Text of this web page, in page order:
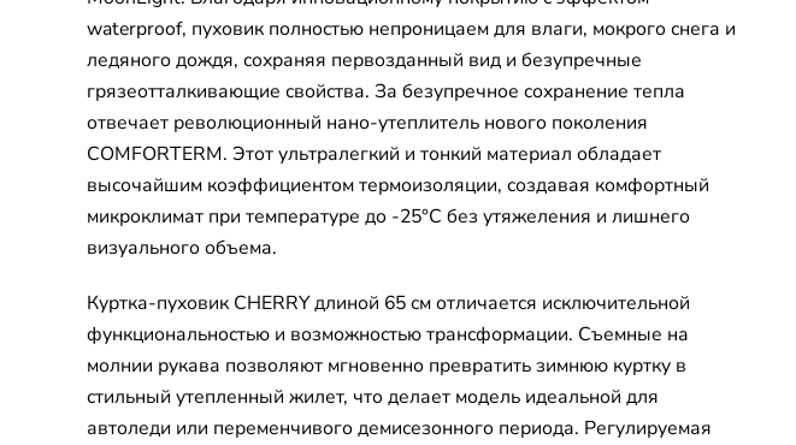
waterproof, пуховик полностью непроницаем для влаги, мокрого снега и
ледяного дождя, сохраняя первозданный вид и безупречные
грязеотталкивающие свойства. За безупречное сохранение тепла
отвечает революционный нано-утеплитель нового поколения
COMFORTERM. Этот ультралегкий и тонкий материал обладает
высочайшим коэффициентом термоизоляции, создавая комфортный
микроклимат при температуре до -25°C без утяжеления и лишнего
визуального объема.
Куртка-пуховик CHERRY длиной 65 см отличается исключительной
функциональностью и возможностью трансформации. Съемные на
молнии рукава позволяют мгновенно превратить зимнюю куртку в
стильный утепленный жилет, что делает модель идеальной для
автоледи или переменчивого демисезонного периода. Регулируемая